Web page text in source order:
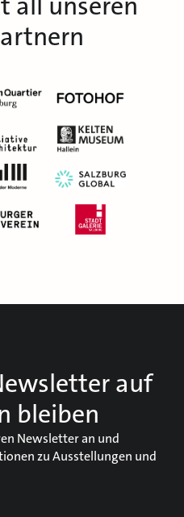
auf
bleiben
Newsletter an und
zu Ausstellungen und